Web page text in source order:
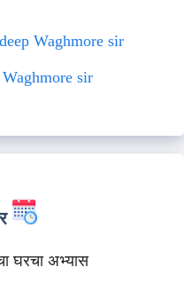
Waghmore sir
sir
घरचा अभ्यास